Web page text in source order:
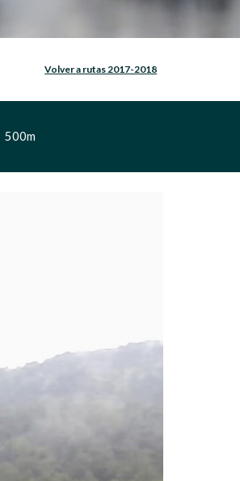
Volver a rutas 2017-2018
500m